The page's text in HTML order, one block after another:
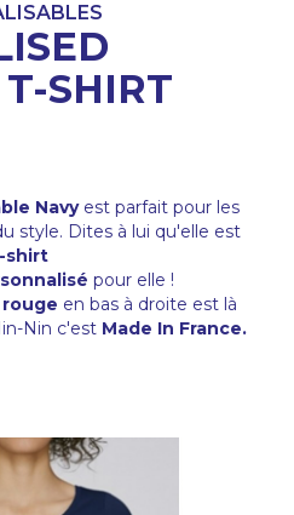
SHIRT
Navy est parfait pour les
style. Dites à lui qu'elle est
shirt
pour elle !
en bas à droite est là
Nin c'est Made In France.